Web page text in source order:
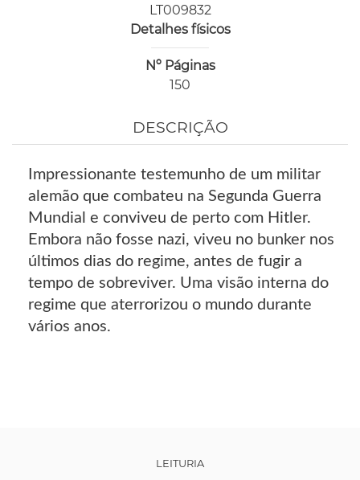
LT009832
Detalhes físicos
Nº Páginas
150
DESCRIÇÃO
Impressionante testemunho de um militar
alemão que combateu na Segunda Guerra
Mundial e conviveu de perto com Hitler.
Embora não fosse nazi, viveu no bunker nos
últimos dias do regime, antes de fugir a
tempo de sobreviver. Uma visão interna do
regime que aterrorizou o mundo durante
vários anos.
LEITURIA